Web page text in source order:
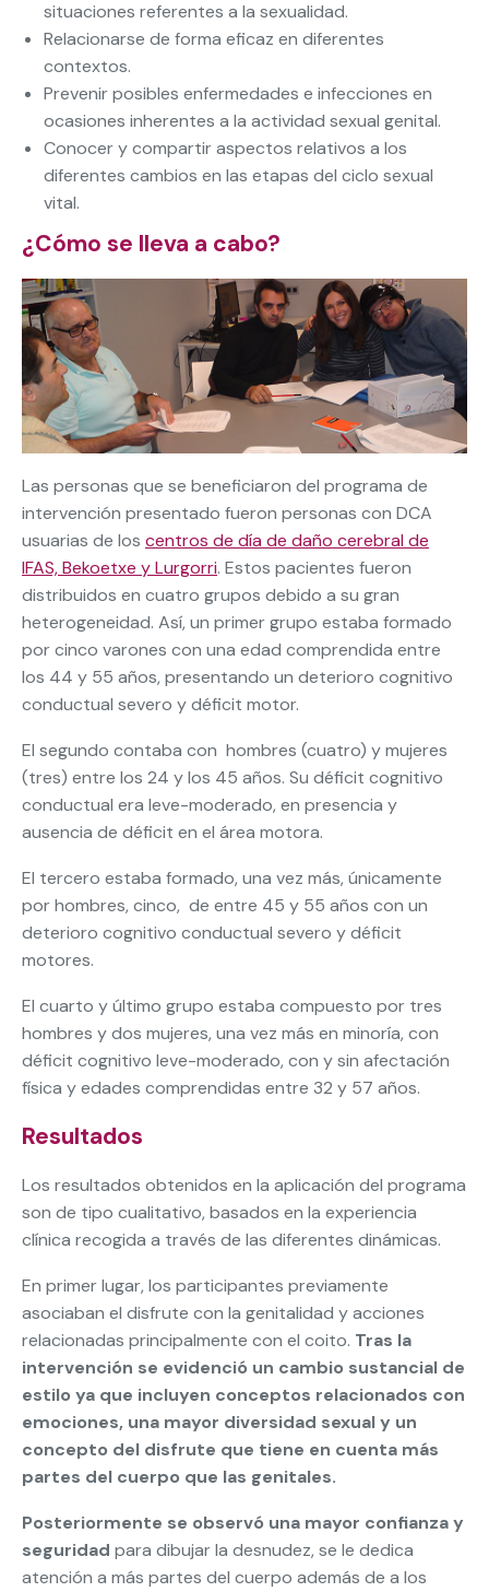
situaciones referentes a la sexualidad.
Relacionarse de forma eficaz en diferentes
contextos.
Prevenir posibles enfermedades e infecciones en
ocasiones inherentes a la actividad sexual genital.
Conocer y compartir aspectos relativos a los
diferentes cambios en las etapas del ciclo sexual
vital.
¿Cómo se lleva a cabo?
Las personas que se beneficiaron del programa de
intervención presentado fueron personas con DCA
usuarias de los centros de día de daño cerebral de
IFAS, Bekoetxe y Lurgorri. Estos pacientes fueron
distribuidos en cuatro grupos debido a su gran
heterogeneidad. Así, un primer grupo estaba formado
por cinco varones con una edad comprendida entre
los 44 y 55 años, presentando un deterioro cognitivo
conductual severo y déficit motor.
El segundo contaba con hombres (cuatro) y mujeres
(tres) entre los 24 y los 45 años. Su déficit cognitivo
conductual era leve-moderado, en presencia y
ausencia de déficit en el área motora.
El tercero estaba formado, una vez más, únicamente
por hombres, cinco, de entre 45 y 55 años con un
deterioro cognitivo conductual severo y déficit
motores.
El cuarto y último grupo estaba compuesto por tres
hombres y dos mujeres, una vez más en minoría, con
déficit cognitivo leve-moderado, con y sin afectación
física y edades comprendidas entre 32 y 57 años.
Resultados
Los resultados obtenidos en la aplicación del programa
son de tipo cualitativo, basados en la experiencia
clínica recogida a través de las diferentes dinámicas.
En primer lugar, los participantes previamente
asociaban el disfrute con la genitalidad y acciones
relacionadas principalmente con el coito. Tras la
intervención se evidenció un cambio sustancial de
estilo ya que incluyen conceptos relacionados con
emociones, una mayor diversidad sexual y un
concepto del disfrute que tiene en cuenta más
partes del cuerpo que las genitales.
Posteriormente se observó una mayor confianza y
seguridad para dibujar la desnudez, se le dedica
atención a más partes del cuerpo además de a los